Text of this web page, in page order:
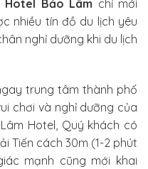
Hotel Bảo Lâm chỉ mới
nhiều tín đồ du lịch yêu
nghỉ dưỡng khi du lịch
trung tâm thành phố
chơi và nghỉ dưỡng của
Hotel, Quý khách có
Tiến cách 30m (1-2 phút
mạnh cũng mới khai